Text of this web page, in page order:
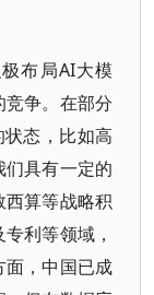
布局AI大模
争。在部分
态，比如高
具有一定的
算等战略积
利等领域，
，中国已成